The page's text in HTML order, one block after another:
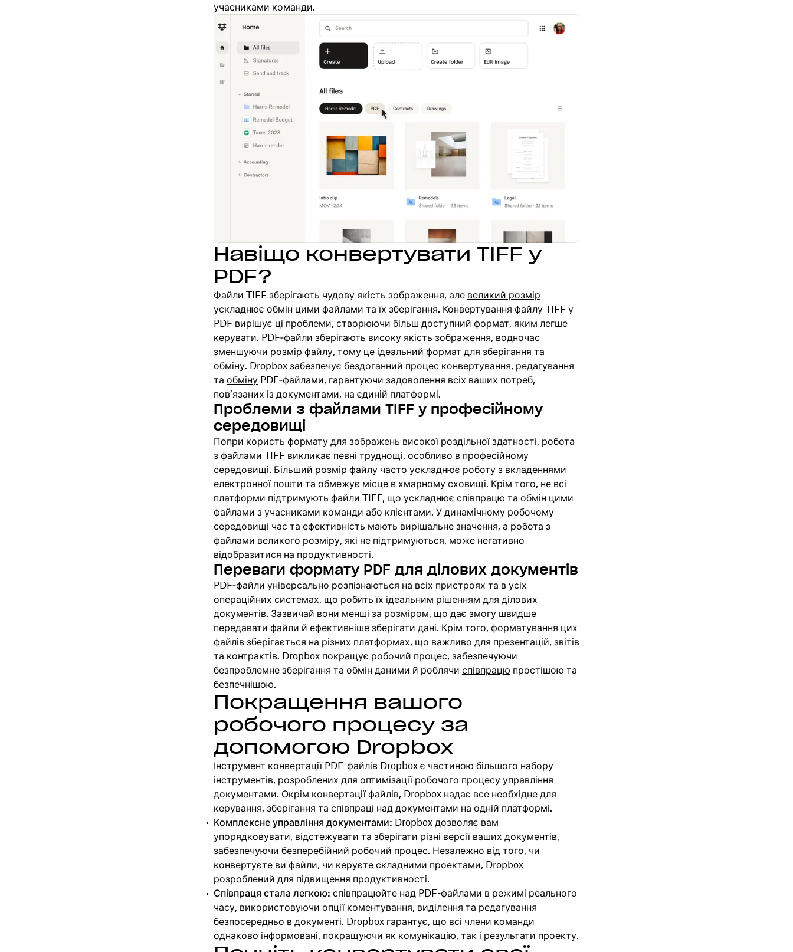
учасниками команди.
Навіщо конвертувати TIFF у
PDF?
Файли TIFF зберігають чудову якість зображення, але великий розмір
ускладнює обмін цими файлами та їх зберігання. Конвертування файлу TIFF у
PDF вирішує ці проблеми, створюючи більш доступний формат, яким легше
керувати. PDF‑файли зберігають високу якість зображення, водночас
зменшуючи розмір файлу, тому це ідеальний формат для зберігання та
обміну. Dropbox забезпечує бездоганний процес конвертування, редагування
та обмінуPDF‑файлами, гарантуючи задоволення всіх ваших потреб,
пов’язаних із документами, на єдиній платформі.
Проблеми з файлами TIFF у професійному
середовищі
Попри користь формату для зображень високої роздільної здатності, робота
з файлами TIFF викликає певні труднощі, особливо в професійному
середовищі. Більший розмір файлу часто ускладнює роботу з вкладеннями
електронної пошти та обмежує місце в хмарному сховищі. Крім того, не всі
платформи підтримують файли TIFF, що ускладнює співпрацю та обмін цими
файлами з учасниками команди або клієнтами. У динамічному робочому
середовищі час та ефективність мають вирішальне значення, а робота з
файлами великого розміру, які не підтримуються, може негативно
відобразитися на продуктивності.
Переваги формату PDF для ділових документів
PDF‑файли універсально розпізнаються на всіх пристроях та в усіх
операційних системах, що робить їх ідеальним рішенням для ділових
документів. Зазвичай вони менші за розміром, що дає змогу швидше
передавати файли й ефективніше зберігати дані. Крім того, форматування цих
файлів зберігається на різних платформах, що важливо для презентацій, звітів
та контрактів. Dropbox покращує робочий процес, забезпечуючи
безпроблемне зберігання та обмін даними й роблячи співпрацю простішою та
безпечнішою.
Покращення вашого
робочого процесу за
допомогою Dropbox
Інструмент конвертації PDF-файлів Dropbox є частиною більшого набору
інструментів, розроблених для оптимізації робочого процесу управління
документами. Окрім конвертації файлів, Dropbox надає все необхідне для
керування, зберігання та співпраці над документами на одній платформі.
Комплексне управління документами: Dropbox дозволяє вам
упорядковувати, відстежувати та зберігати різні версії ваших документів,
забезпечуючи безперебійний робочий процес. Незалежно від того, чи
конвертуєте ви файли, чи керуєте складними проектами, Dropbox
розроблений для підвищення продуктивності.
Співпраця стала легкою: співпрацюйте над PDF-файлами в режимі реального
часу, використовуючи опції коментування, виділення та редагування
безпосередньо в документі. Dropbox гарантує, що всі члени команди
однаково інформовані, покращуючи як комунікацію, так і результати проекту.